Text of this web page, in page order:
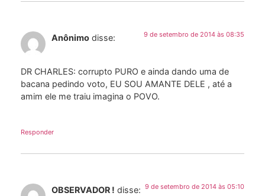
Anônimo disse: 9 de setembro de 2014 às 08:35
DR CHARLES: corrupto PURO e ainda dando uma de
bacana pedindo voto, EU SOU AMANTE DELE , até a
amim ele me traiu imagina o POVO.
Responder
OBSERVADOR ! disse: 9 de setembro de 2014 às 05:10